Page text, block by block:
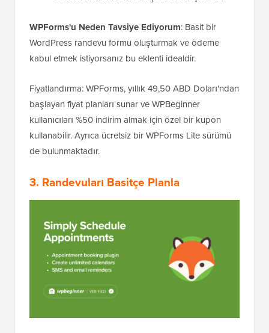
WPForms'u Neden Tavsiye Ediyorum: Basit bir
WordPress randevu formu oluşturmak ve ödeme
kabul etmek istiyorsanız bu eklenti idealdir.
Fiyatlandırma: WPForms, yıllık 49,50 ABD Doları'ndan
başlayan fiyat planları sunar ve WPBeginner
kullanıcıları %50 indirim almak için özel bir kupon
kullanabilir. Ayrıca ücretsiz bir WPForms Lite sürümü
de bulunmaktadır.
3. Randevuları Basitçe Planla